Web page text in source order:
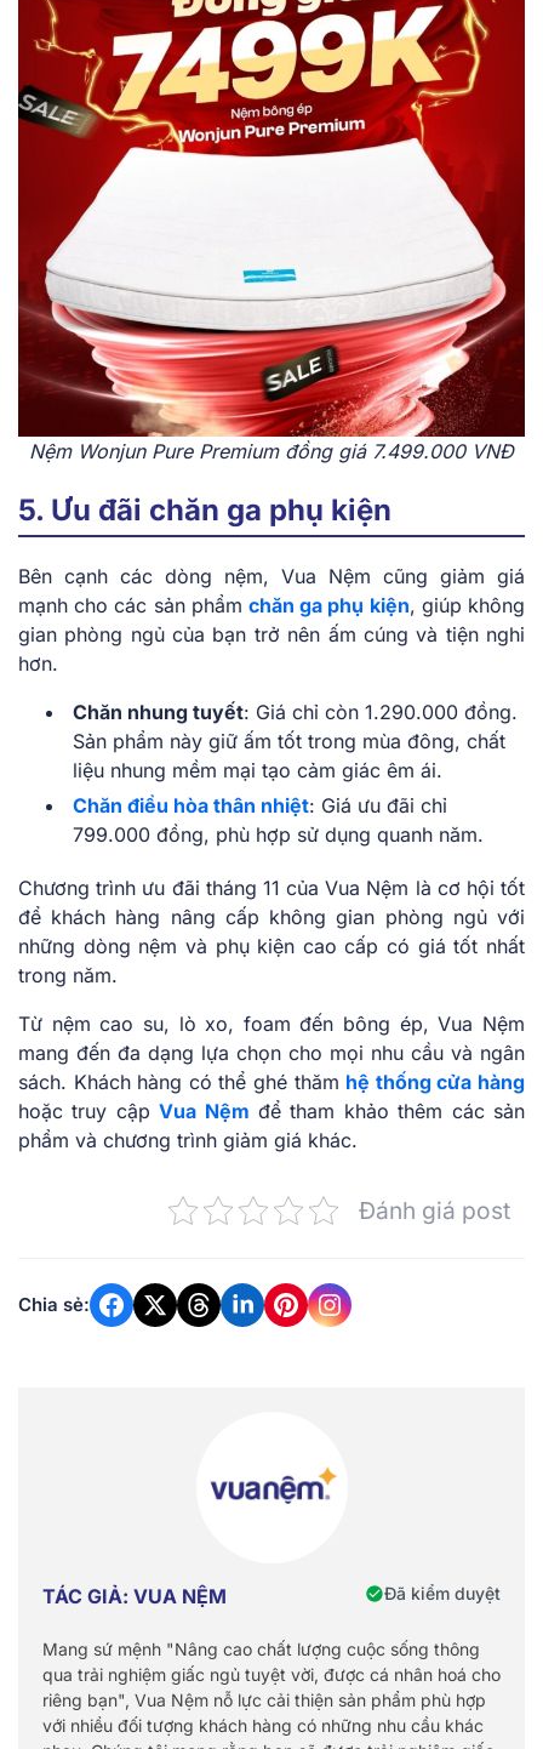
Nệm Wonjun Pure Premium đồng giá 7.499.000 VNĐ
5. Ưu đãi chăn ga phụ kiện
Bên cạnh các dòng nệm, Vua Nệm cũng giảm giá
mạnh cho các sản phẩm chăn ga phụ kiện, giúp không
gian phòng ngủ của bạn trở nên ấm cúng và tiện nghi
hơn.
Chăn nhung tuyết: Giá chỉ còn 1.290.000 đồng.
Sản phẩm này giữ ấm tốt trong mùa đông, chất
liệu nhung mềm mại tạo cảm giác êm ái.
Chăn điều hòa thân nhiệt: Giá ưu đãi chỉ
799.000 đồng, phù hợp sử dụng quanh năm.
Chương trình ưu đãi tháng 11 của Vua Nệm là cơ hội tốt
để khách hàng nâng cấp không gian phòng ngủ với
những dòng nệm và phụ kiện cao cấp có giá tốt nhất
trong năm.
Từ nệm cao su, lò xo, foam đến bông ép, Vua Nệm
mang đến đa dạng lựa chọn cho mọi nhu cầu và ngân
sách. Khách hàng có thể ghé thăm hệ thống cửa hàng
hoặc truy cậpVua Nệm để tham khảo thêm các sản
phẩm và chương trình giảm giá khác.
Đánh giá post
Chia sẻ:
TÁC GIẢ: VUA NỆM Đã kiểm duyệt
Mang sứ mệnh "Nâng cao chất lượng cuộc sống thông
qua trải nghiệm giấc ngủ tuyệt vời, được cá nhân hoá cho
riêng bạn", Vua Nệm nỗ lực cải thiện sản phẩm phù hợp
với nhiều đối tượng khách hàng có những nhu cầu khác